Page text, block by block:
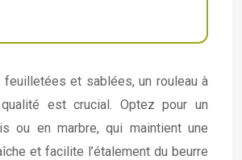
et sablées, un rouleau à
est crucial. Optez pour un
ou en marbre, qui maintient une
et facilite l’étalement du beurre